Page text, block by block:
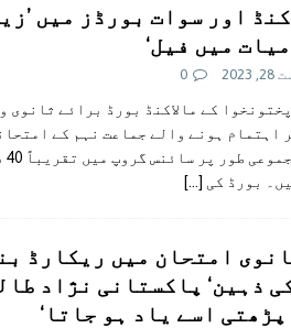
اور سوات بورڈز میں
میں فیل‘
0
کے مالاکنڈ بورڈ برائے ثانوی
بورڈ کی […]
امتحان میں ریکارڈ
کی ذہین‘ پاکستانی نژاد
پڑھتی اسے یاد ہو جاتا‘